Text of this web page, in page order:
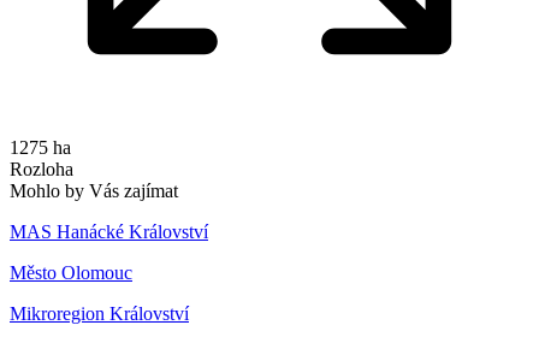
1275 ha
Rozloha
Mohlo by Vás zajímat
MAS Hanácké Království
Město Olomouc
Mikroregion Království